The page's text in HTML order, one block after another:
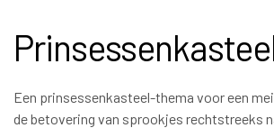
Een prinsessenkasteel-thema voor een
de betovering van sprookjes rechtstreeks